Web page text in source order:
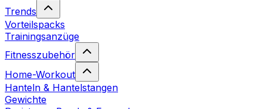
Trends
Vorteilspacks
Trainingsanzüge
Fitnesszubehör
Home-Workout
Hanteln & Hantelstangen
Gewichte